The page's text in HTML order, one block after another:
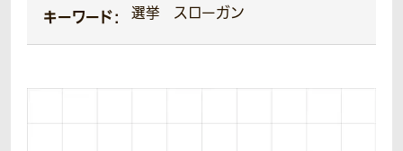
キーワード： 選挙 スローガン